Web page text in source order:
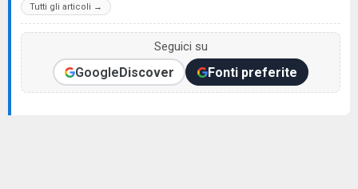
Tutti gli articoli →
Seguici su
GoogleDiscover Fonti preferite